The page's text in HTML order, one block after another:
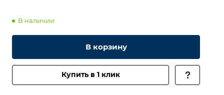
В наличии
В корзину
Купить в 1 клик